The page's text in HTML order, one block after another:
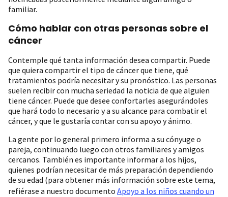
familiar.
Cómo hablar con otras personas sobre el
cáncer
Contemple qué tanta información desea compartir. Puede
que quiera compartir el tipo de cáncer que tiene, qué
tratamientos podría necesitar y su pronóstico. Las personas
suelen recibir con mucha seriedad la noticia de que alguien
tiene cáncer. Puede que desee confortarles asegurándoles
que hará todo lo necesario y a su alcance para combatir el
cáncer, y que le gustaría contar con su apoyo y ánimo.
La gente por lo general primero informa a su cónyuge o
pareja, continuando luego con otros familiares y amigos
cercanos. También es importante informar a los hijos,
quienes podrían necesitar de más preparación dependiendo
de su edad (para obtener más información sobre este tema,
refiérase a nuestro documento Apoyo a los niños cuando un